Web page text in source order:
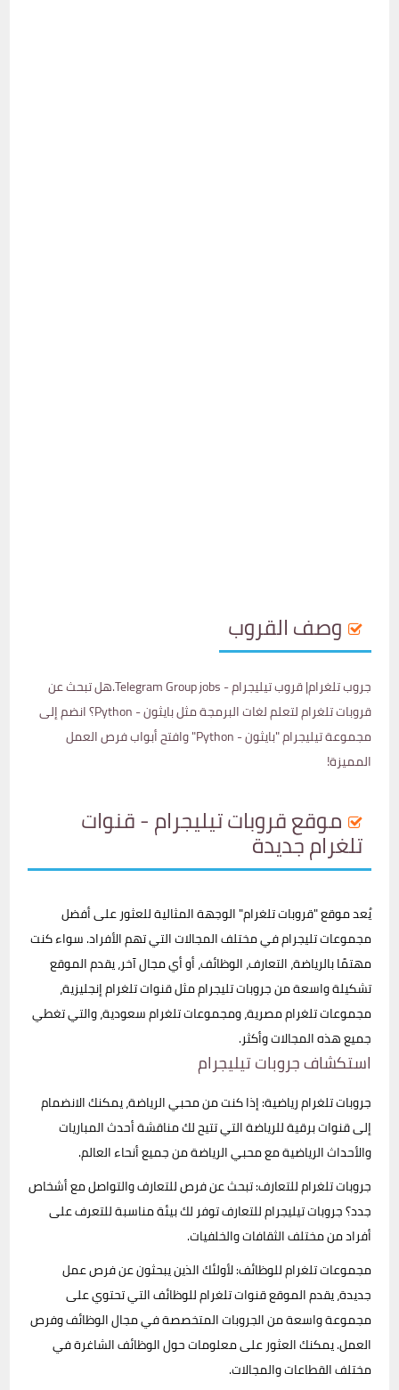
وصف القروب
جروب تلغرام| قروب تيليجرام - Telegram Group jobs.هل تبحث عن
قروبات تلغرام لتعلم لغات البرمجة مثل بايثون - Python؟ انضم إلى
مجموعة تيليجرام "بايثون - Python" وافتح أبواب فرص العمل
المميزة!
موقع قروبات تيليجرام - قنوات
تلغرام جديدة
يُعد موقع "قروبات تلغرام" الوجهة المثالية للعثور على أفضل
مجموعات تليجرام في مختلف المجالات التي تهم الأفراد. سواء كنت
مهتمًا بالرياضة، التعارف، الوظائف، أو أي مجال آخر، يقدم الموقع
تشكيلة واسعة من جروبات تليجرام مثل قنوات تلغرام إنجليزية،
مجموعات تلغرام مصرية، ومجموعات تلغرام سعودية، والتي تغطي
جميع هذه المجالات وأكثر.
استكشاف جروبات تيليجرام
جروبات تلغرام رياضية: إذا كنت من محبي الرياضة، يمكنك الانضمام
إلى قنوات برقية للرياضة التي تتيح لك مناقشة أحدث المباريات
والأحداث الرياضية مع محبي الرياضة من جميع أنحاء العالم.
جروبات تلغرام للتعارف: تبحث عن فرص للتعارف والتواصل مع أشخاص
جدد؟ جروبات تيليجرام للتعارف توفر لك بيئة مناسبة للتعرف على
أفراد من مختلف الثقافات والخلفيات.
مجموعات تلغرام للوظائف: لأولئك الذين يبحثون عن فرص عمل
جديدة، يقدم الموقع قنوات تلغرام للوظائف التي تحتوي على
مجموعة واسعة من الجروبات المتخصصة في مجال الوظائف وفرص
العمل. يمكنك العثور على معلومات حول الوظائف الشاغرة في
مختلف القطاعات والمجالات.